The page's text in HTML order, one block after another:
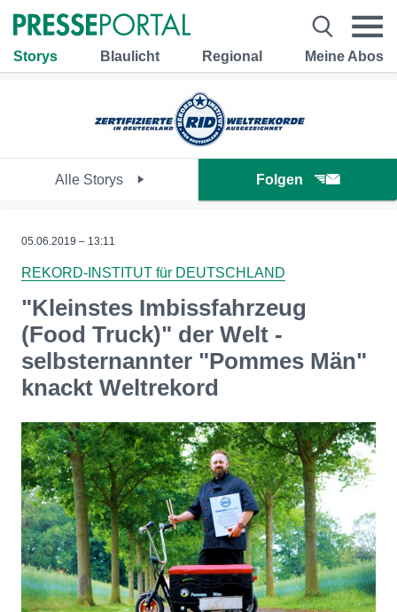
Storys Blaulicht Regional Meine Abos
Alle Storys Folgen
05.06.2019 – 13:11
REKORD-INSTITUT für DEUTSCHLAND
"Kleinstes Imbissfahrzeug
(Food Truck)" der Welt -
selbsternannter "Pommes Män"
knackt Weltrekord